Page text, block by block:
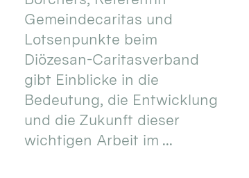
Gemeindecaritas und
Lotsenpunkte beim
Diözesan-Caritasverband
gibt Einblicke in die
Bedeutung, die Entwicklung
und die Zukunft dieser
wichtigen Arbeit im ...